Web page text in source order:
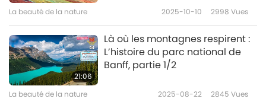
La beauté de la nature 2025-10-10 2998 Vues
21:06
Là où les montagnes respirent :
L’histoire du parc national de
Banff, partie 1/2
La beauté de la nature 2025-08-22 2845 Vues